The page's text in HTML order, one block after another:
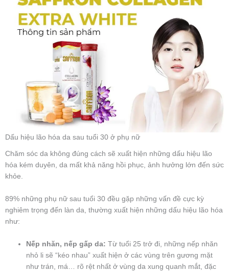
Dấu hiệu lão hóa da sau tuổi 30 ở phụ nữ
Chăm sóc da không đúng cách sẽ xuất hiện những dấu hiệu lão
hóa kém duyên, da mất khả năng hồi phục, ảnh hưởng lớn đến sức
khỏe.
89% những phụ nữ sau tuổi 30 đều gặp những vấn đề cực kỳ
nghiêm trọng đến làn da, thường xuất hiện những dấu hiệu lão hóa
như:
Nếp nhăn, nếp gấp da: Từ tuổi 25 trở đi, những nếp nhăn
nhỏ li sẽ “kéo nhau” xuất hiện ở các vùng trên gương mặt
như trán, má… rõ rệt nhất ở vùng da xung quanh mắt, đặc